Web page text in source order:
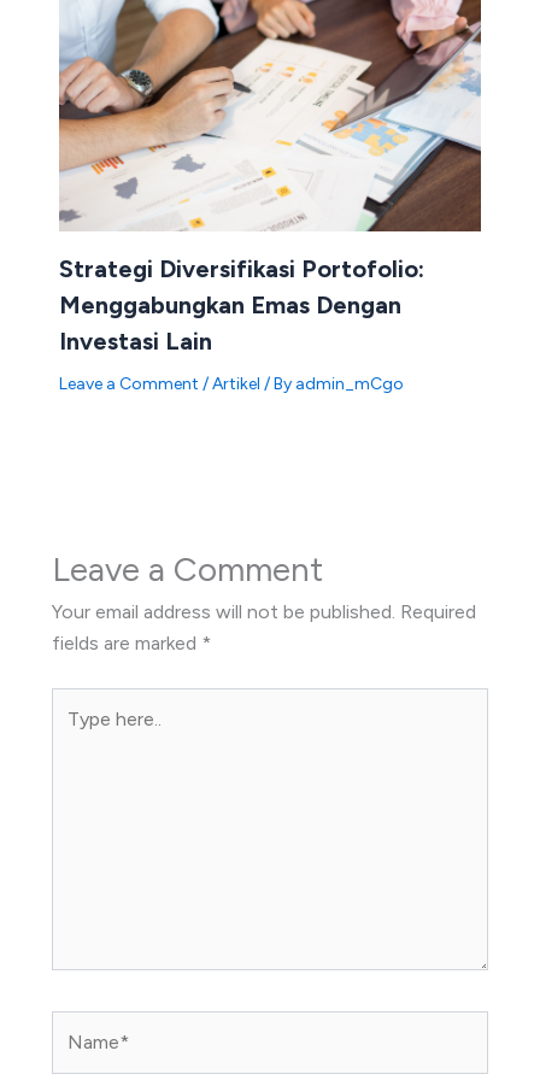
Strategi Diversifikasi Portofolio:
Menggabungkan Emas Dengan
Investasi Lain
Leave a Comment /Artikel / By admin_mCgo
Leave a Comment
Your email address will not be published. Required
fields are marked *
here..